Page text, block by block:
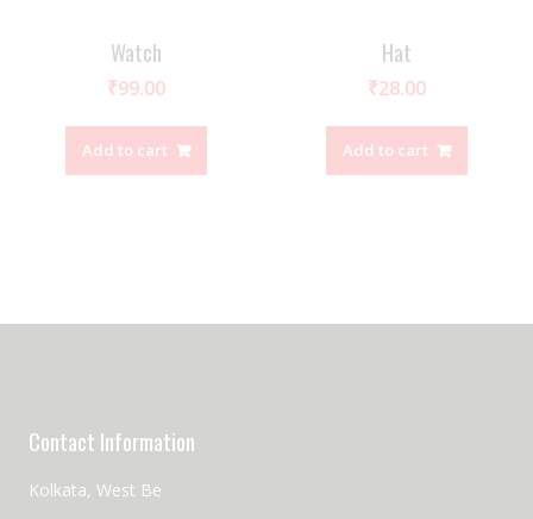
Watch
₹99.00
Add to cart
Hat
₹28.00
Add to cart
Contact Information
Kolkata, West Be